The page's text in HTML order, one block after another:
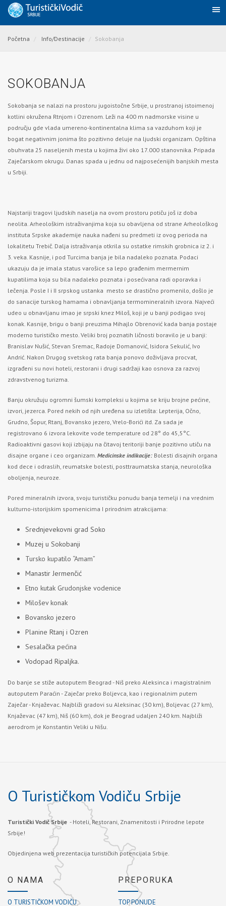
Početna Info/Destinacije Sokobanja
SOKOBANJA
Sokobanja se nalazi na prostoru jugoistočne Srbije, u prostranoj istoimenoj
kotlini okružena Rtnjom i Ozrenom. Leži na 400 m nadmorske visine u
području gde vlada umereno-kontinentalna klima sa vazduhom koji je
bogat negativnim jonima što pozitivno deluje na ljudski organizam. Opština
obuhvata 25 naseljenih mesta u kojima živi oko 17.000 stanovnika. Pripada
Zaječarskom okrugu. Danas spada u jednu od najposećenijih banjskih mesta
u Srbiji.
Najstariji tragovi ljudskih naselja na ovom prostoru potiču još iz doba
neolita. Arheološkim istraživanjima koja su obavljena od strane Arheološkog
instituta Srpske akademije nauka nađeni su predmeti iz ovog perioda na
lokalitetu Trebič. Dalja istraživanja otkrila su ostatke rimskih grobnica iz 2. i
3. veka. Kasnije, i pod Turcima banja je bila nadaleko poznata. Podaci
ukazuju da je imala status varošice sa lepo građenim mermernim
kupatilima koja su bila nadaleko poznata i posećivana radi oporavka i
lečenja. Posle I i II srpskog ustanka mesto se drastično promenilo, došlo je
do sanacije turskog hamama i obnavljanja termomineralnih izvora. Najveći
udeo u obnavljanu imao je srpski knez Miloš, koji je u banji podigao svoj
konak. Kasnije, brigu o banji preuzima Mihajlo Obrenović kada banja postaje
moderno turističko mesto. Veliki broj poznatih ličnosti boravilo je u banji:
Branislav Nušić, Stevan Sremac, Radoje Domanović, Isidora Sekulić, Ivo
Andrić. Nakon Drugog svetskog rata banja ponovo doživljava procvat,
izgrađeni su novi hoteli, restorani i drugi sadržaji kao osnova za razvoj
zdravstvenog turizma.
Banju okružuju ogromni šumski kompleksi u kojima se kriju brojne pećine,
izvori, jezerca. Pored nekih od njih uređena su izletišta: Lepterija, Očno,
Grudno, Šopur, Rtanj, Bovansko jezero, Vrelo-Borići itd. Za sada je
registrovano 6 izvora lekovite vode temperature od 28° do 45,5°C.
Radioaktivni gasovi koji izbijaju na čitavoj teritoriji banje pozitivno utiču na
disajne organe i ceo organizam. Medicinske indikacije: Bolesti disajnih organa
kod dece i odraslih, reumatske bolesti, posttraumatska stanja, neurološka
oboljenja, neuroze.
Pored mineralnih izvora, svoju turističku ponudu banja temelji i na vrednim
kulturno-istorijskim spomenicima I prirodnim atrakcijama:
Srednjevekovni grad Soko
Muzej u Sokobanji
Tursko kupatilo “Amam”
Manastir Jermenčić
Etno kutak Grudonjske vodenice
Milošev konak
Bovansko jezero
Planine Rtanj i Ozren
Sesalačka pećina
Vodopad Ripaljka.
Do banje se stiže autoputem Beograd - Niš preko Aleksinca i magistralnim
autoputem Paraćin - Zaječar preko Boljevca, kao i regionalnim putem
Zaječar - Knjaževac. Najbliži gradovi su Aleksinac (30 km), Boljevac (27 km),
Knjaževac (47 km), Niš (60 km), dok je Beograd udaljen 240 km. Najbliži
aerodrom je Konstantin Veliki u Nišu.
O Turističkom Vodiču Srbije
Turistički Vodič Srbije - Hoteli, Restorani, Znamenitosti i Prirodne lepote
Srbije!
Objedinjena web prezentacija turističkih potencijala Srbije.
O NAMA
O TURISTIČKOM VODIČU
PREPORUKA
TOP PONUDE